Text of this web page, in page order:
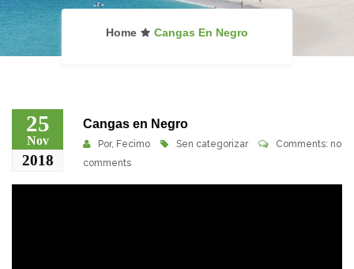
Home Cangas En Negro
25
Nov
2018
Cangas en Negro
Por, Fecimo Sen categorizar
Comments: no
comments